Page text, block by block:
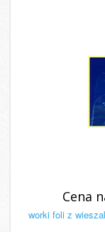
Cena
worki foli z